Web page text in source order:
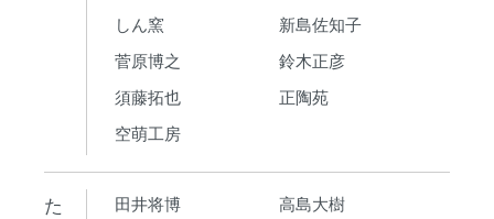
しん窯
新島佐知子
菅原博之
鈴木正彦
須藤拓也
正陶苑
空萌工房
た 田井将博
高島大樹